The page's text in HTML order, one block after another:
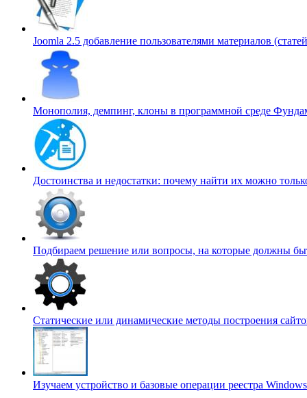
Joomla 2.5 добавление пользователями материалов
Монополия, демпинг, клоны в программной среде
Достоинства и недостатки: почему найти их можно
Подбираем решение или вопросы, на которые должны
Статические или динамические методы построения
Изучаем устройство и базовые операции реестра